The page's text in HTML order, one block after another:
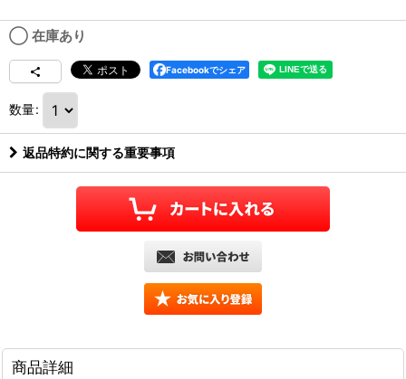
◯ 在庫あり
Facebookでシェア
数量:
返品特約に関する重要事項
商品詳細